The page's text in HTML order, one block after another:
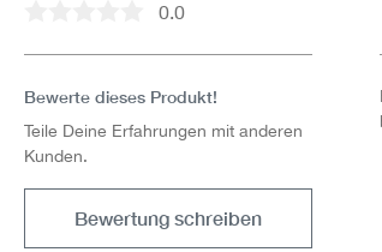
Durchschnittliche Bewertung von 0 von 5
0.0
Bewerte dieses Produkt!
Teile Deine Erfahrungen mit anderen
Kunden.
Bewertung schreiben